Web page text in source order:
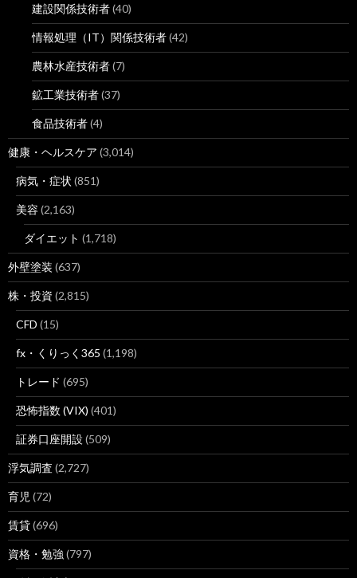
建設関係技術者(40)
情報処理（IT）関係技術者(42)
農林水産技術者(7)
鉱工業技術者(37)
食品技術者(4)
健康・ヘルスケア (3,014)
病気・症状 (851)
美容 (2,163)
ダイエット (1,718)
外壁塗装 (637)
株・投資 (2,815)
CFD (15)
fx・くりっく365 (1,198)
トレード (695)
恐怖指数 (VIX) (401)
証券口座開設 (509)
浮気調査 (2,727)
育児 (72)
賃貸(696)
資格・勉強 (797)